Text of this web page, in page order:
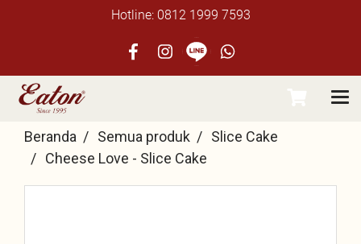
Hotline: 0812 1999 7593
Beranda Semua produk
Slice Cake
Cheese Love - Slice Cake